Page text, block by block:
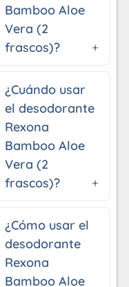
Bamboo Aloe
Vera (2
frascos)?
¿Cuándo usar
el desodorante
Rexona
Bamboo Aloe
Vera (2
frascos)?
¿Cómo usar el
desodorante
Rexona
Bamboo Aloe